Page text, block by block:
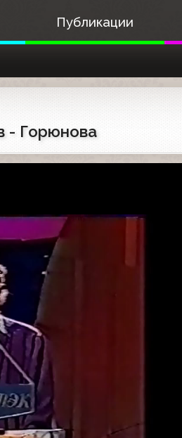
Публикации
- Горюнова